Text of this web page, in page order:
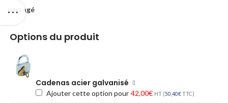
partagé
Options du produit
Cadenas acier galvanisé
Ajouter cette option pour 42,00€ HT (50,40€TTC)